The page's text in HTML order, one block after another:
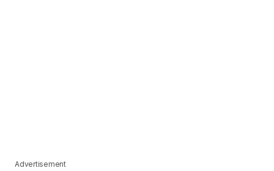
Advertisement